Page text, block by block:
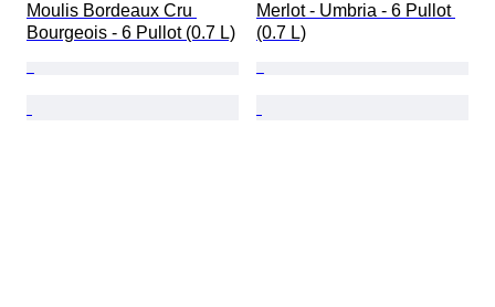
Moulis Bordeaux Cru
Bourgeois - 6 Pullot (0.7 L)
Merlot - Umbria - 6 Pullot
(0.7 L)